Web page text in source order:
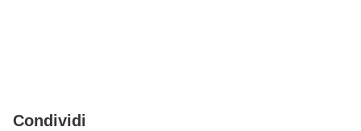
Condividi